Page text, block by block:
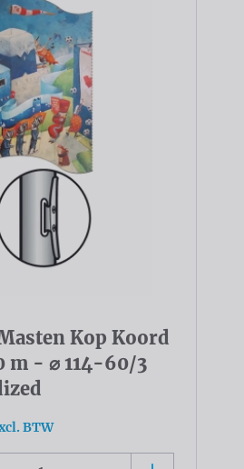
Kop Koord
m - ⌀ 114-60/3
BTW